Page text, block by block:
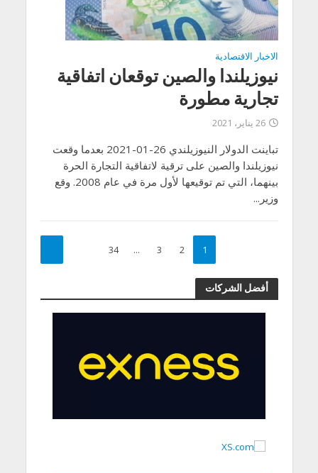
الاخبار الاقتصادية
نيوزيلندا والصين توقعان اتفاقية
تجارية مطورة
26 يناير، 2021
تباينت الدولار النيوزيلندي 26-01-2021 بعدما وقعت
نيوزيلندا والصين على ترقية لاتفاقية التجارة الحرة
بينهما، التي تم توقيعها لأول مرة في عام 2008. وقع
وزير...
1
2
3
…
34
أفضل الشركات